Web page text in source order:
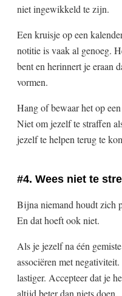
niet ingewikkeld te zijn.
Een kruisje op een
notitie is vaak al genoeg.
bent en herinnert je eraan
vormen.
Hang of bewaar het op
Niet om jezelf te straffen
jezelf te helpen terug te
#4. Wees niet te
Bijna niemand houdt zich
En dat hoeft ook niet.
Als je jezelf na één
associëren met
lastiger. Accepteer dat je
altijd beter dan niets doen.